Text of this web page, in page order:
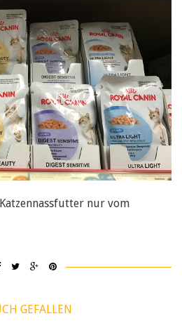
nur vom
GEFALLEN